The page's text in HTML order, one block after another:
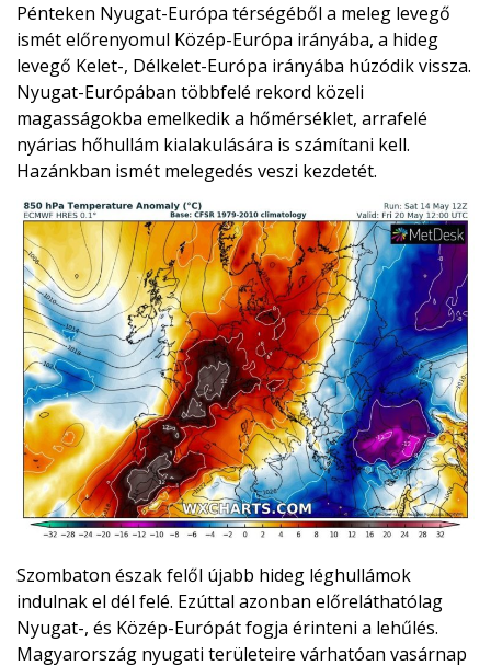
Pénteken Nyugat-Európa térségéből a meleg levegő
ismét előrenyomul Közép-Európa irányába, a hideg
levegő Kelet-, Délkelet-Európa irányába húzódik vissza.
Nyugat-Európában többfelé rekord közeli
magasságokba emelkedik a hőmérséklet, arrafelé
nyárias hőhullám kialakulására is számítani kell.
Hazánkban ismét melegedés veszi kezdetét.
Szombaton észak felől újabb hideg léghullámok
indulnak el dél felé. Ezúttal azonban előreláthatólag
Nyugat-, és Közép-Európát fogja érinteni a lehűlés.
Magyarország nyugati területeire várhatóan vasárnap